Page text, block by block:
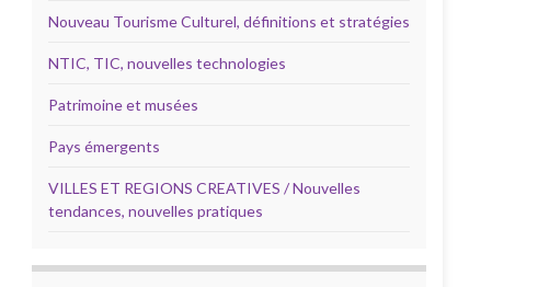
Nouveau Tourisme Culturel, définitions et stratégies
NTIC, TIC, nouvelles technologies
Patrimoine et musées
Pays émergents
VILLES ET REGIONS CREATIVES / Nouvelles
tendances, nouvelles pratiques